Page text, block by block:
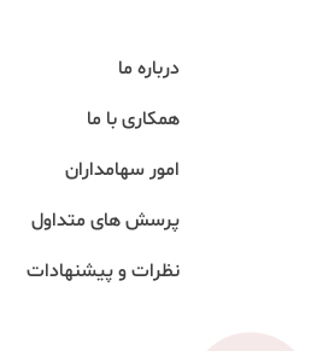
درباره ما
همکاری با ما
امور سهامداران
پرسش های متداول
نظرات و پیشنهادات